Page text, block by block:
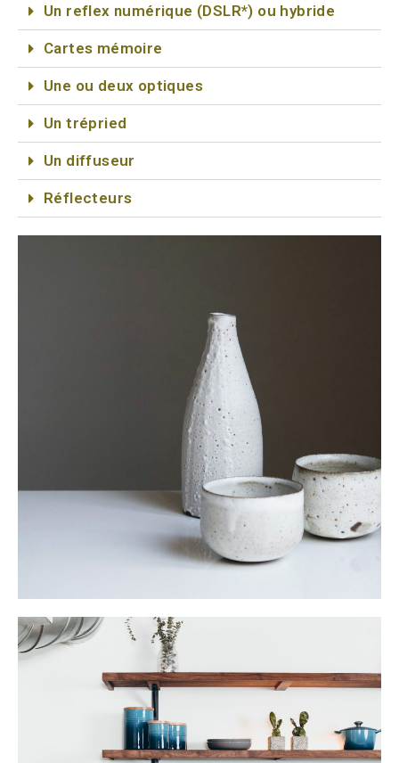
Un reflex numérique (DSLR*) ou hybride
Cartes mémoire
Une ou deux optiques
Un trépried
Un diffuseur
Réflecteurs